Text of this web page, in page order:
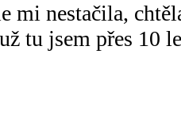
nestačila,
tu jsem přes 10